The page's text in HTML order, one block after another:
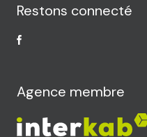
Restons connecté
Agence membre